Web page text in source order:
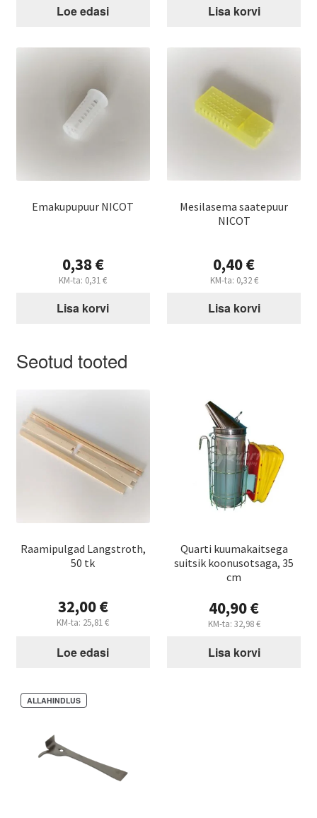
Loe edasi Lisa korvi
Emakupupuur NICOT
0,38€
KM-ta: 0,31€
Lisa korvi
Mesilasema saatepuur
NICOT
0,40€
KM-ta: 0,32€
Lisa korvi
Seotud tooted
Raamipulgad Langstroth,
50 tk
32,00€
KM-ta: 25,81€
Loe edasi
Quarti kuumakaitsega
suitsik koonusotsaga, 35
cm
40,90€
KM-ta: 32,98€
Lisa korvi
ALLAHINDLUS